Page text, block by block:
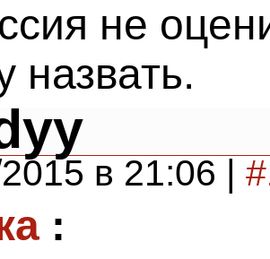
не
назвать.
в 21:06 |
: